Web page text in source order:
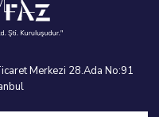
Merkezi 28.Ada No:91